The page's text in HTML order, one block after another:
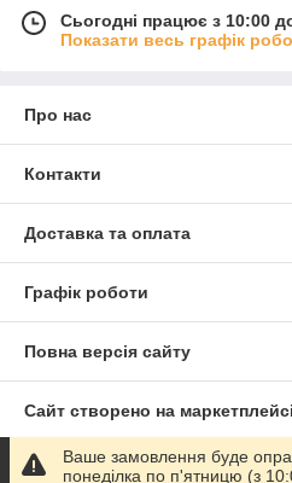
Сьогодні працює з 10:00
Показати весь графік
Про нас
Контакти
Доставка та оплата
Графік роботи
Повна версія сайту
Сайт створено на маркетплейсі
Політика конфіденційності
Ваше замовлення буде
понеділка по п'ятницю (з